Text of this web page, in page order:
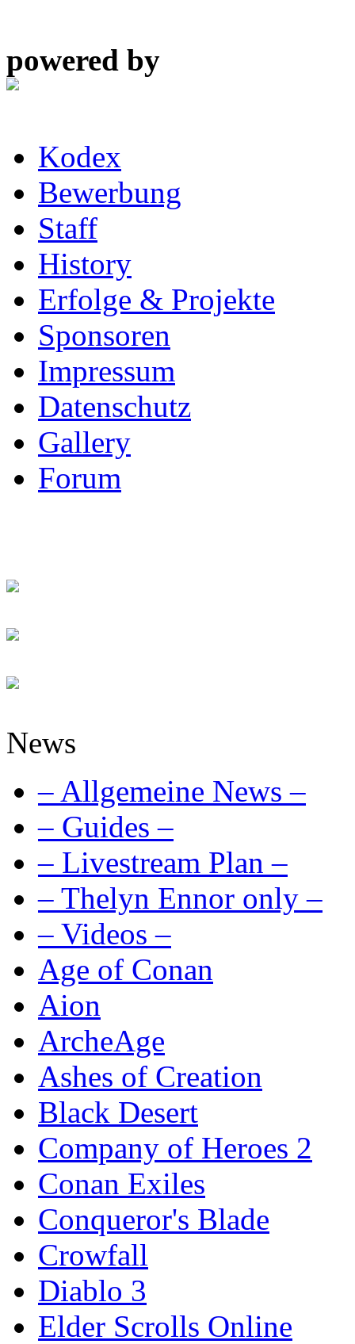
powered by
Kodex
Bewerbung
Staff
History
Erfolge & Projekte
Sponsoren
Impressum
Datenschutz
Gallery
Forum
News
– Allgemeine News –
– Guides –
– Livestream Plan –
– Thelyn Ennor only –
– Videos –
Age of Conan
Aion
ArcheAge
Ashes of Creation
Black Desert
Company of Heroes 2
Conan Exiles
Conqueror's Blade
Crowfall
Diablo 3
Elder Scrolls Online